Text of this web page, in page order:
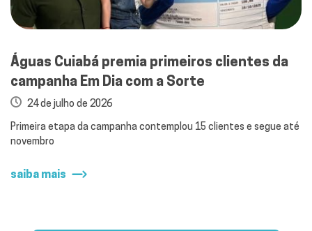
Águas Cuiabá premia primeiros clientes da
campanha Em Dia com a Sorte
24 de julho de 2026
Primeira etapa da campanha contemplou 15 clientes e segue até
novembro
saiba mais